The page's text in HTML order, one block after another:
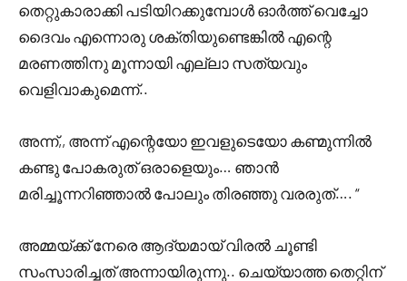
തെറ്റുകാരാക്കി പടിയിറക്കുമ്പോൾ ഓർത്ത് വെച്ചോ
ദൈവം എന്നൊരു ശക്തിയുണ്ടെങ്കിൽ എന്റെ
മരണത്തിനു മൂന്നായി എല്ലാ സത്യവും
വെളിവാകുമെന്ന്..
അന്ന്,, അന്ന് എന്റെയോ ഇവളുടെയോ കണ്മുന്നിൽ
കണ്ടു പോകരുത് ഒരാളെയും… ഞാൻ
മരിച്ചൂന്നറിഞ്ഞാൽ പോലും തിരഞ്ഞു വരരുത്…. “
അമ്മയ്ക്ക് നേരെ ആദ്യമായ് വിരൽ ചൂണ്ടി
സംസാരിച്ചത് അന്നായിരുന്നു.. ചെയ്യാത്ത തെറ്റിന്